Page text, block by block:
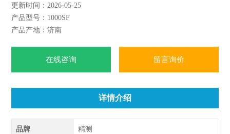
铝、铁等元素对钾、钠的辐射有干扰,又由于硅酸易堵塞吸喷毛
细管,因此必须对上述元素进行全分离以得到一份澄清透明并无
干扰元素的溶液才能测定。
更新时间：2026-05-25
产品型号：1000SF
产品产地：济南
在线咨询 留言询价
详情介绍
品牌 精测